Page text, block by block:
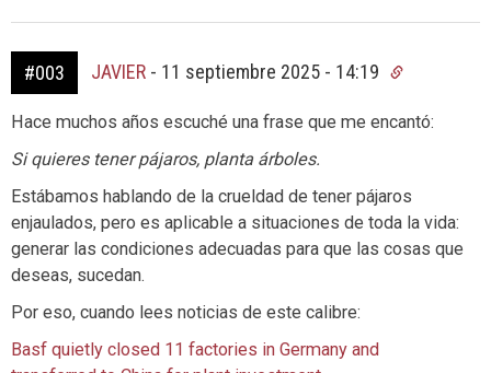
#003 JAVIER - 11 septiembre 2025 - 14:19
Hace muchos años escuché una frase que me encantó:
Si quieres tener pájaros, planta árboles.
Estábamos hablando de la crueldad de tener pájaros
enjaulados, pero es aplicable a situaciones de toda la vida:
generar las condiciones adecuadas para que las cosas que
deseas, sucedan.
Por eso, cuando lees noticias de este calibre:
Basf quietly closed 11 factories in Germany and